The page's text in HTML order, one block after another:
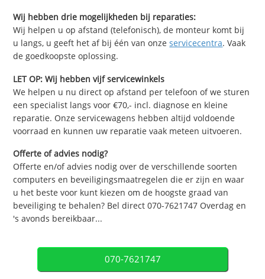
Wij hebben drie mogelijkheden bij reparaties:
Wij helpen u op afstand (telefonisch), de monteur komt bij
u langs, u geeft het af bij één van onzeservicecentra. Vaak
de goedkoopste oplossing.
LET OP: Wij hebben vijf servicewinkels
We helpen u nu direct op afstand per telefoon of we sturen
een specialist langs voor €70,- incl. diagnose en kleine
reparatie. Onze servicewagens hebben altijd voldoende
voorraad en kunnen uw reparatie vaak meteen uitvoeren.
Offerte of advies nodig?
Offerte en/of advies nodig over de verschillende soorten
computers en beveiligingsmaatregelen die er zijn en waar
u het beste voor kunt kiezen om de hoogste graad van
beveiliging te behalen? Bel direct 070-7621747 Overdag en
's avonds bereikbaar...
070-7621747